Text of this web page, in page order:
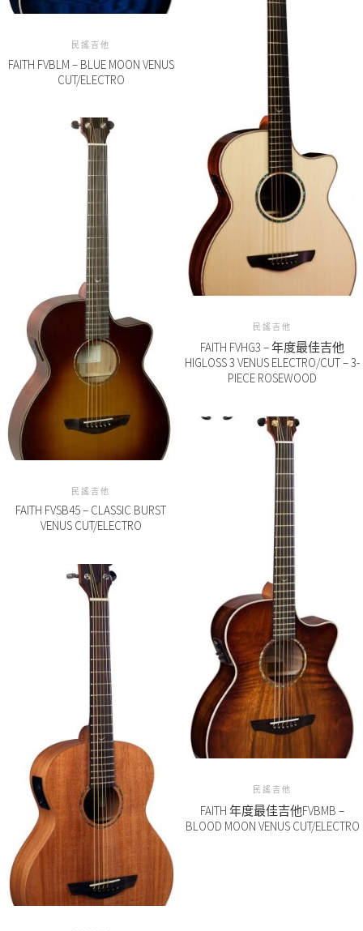
民謠吉他
FAITH FVBLM – BLUE MOON VENUS
CUT/ELECTRO
民謠吉他
FAITH FVHG3 – 年度最佳吉他
HIGLOSS 3 VENUS ELECTRO/CUT – 3-
PIECE ROSEWOOD
民謠吉他
FAITH FVSB45 – CLASSIC BURST
VENUS CUT/ELECTRO
民謠吉他
FAITH 年度最佳吉他FVBMB –
BLOOD MOON VENUS CUT/ELECTRO